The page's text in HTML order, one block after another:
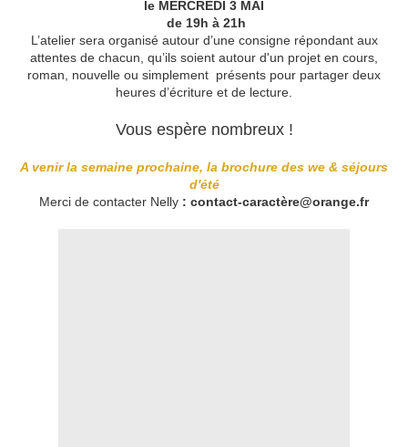
le MERCREDI 3 MAI
de 19h à 21h
L’atelier sera organisé autour d’une consigne répondant aux
attentes de chacun, qu’ils soient autour d'un projet en cours,
roman, nouvelle ou simplement présents pour partager deux
heures d’écriture et de lecture.
Vous espère nombreux !
A venir la semaine prochaine, la brochure des we & séjours
d'été
Merci de contacter Nelly : contact-caractère@orange.fr